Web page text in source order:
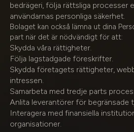
bedrägeri, följa rättsliga processer
användarnas personliga säkerhet.
Bolaget kan också lämna ut dina
part när det är nödvändigt för att:
Skydda våra rättigheter.
Följa lagstadgade föreskrifter.
Skydda företagets rättigheter,
intressen.
Samarbeta med tredje parts
Anlita leverantörer för begränsade
Interagera med finansiella
organisationer.